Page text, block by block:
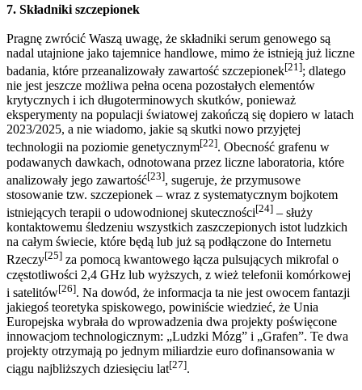
7. Składniki szczepionek
Pragnę zwrócić Waszą uwagę, że składniki serum genowego są
nadal utajnione jako tajemnice handlowe, mimo że istnieją już liczne
badania, które przeanalizowały zawartość szczepionek[21]; dlatego
nie jest jeszcze możliwa pełna ocena pozostałych elementów
krytycznych i ich długoterminowych skutków, ponieważ
eksperymenty na populacji światowej zakończą się dopiero w latach
2023/2025, a nie wiadomo, jakie są skutki nowo przyjętej
technologii na poziomie genetycznym[22]. Obecność grafenu w
podawanych dawkach, odnotowana przez liczne laboratoria, które
analizowały jego zawartość[23], sugeruje, że przymusowe
stosowanie tzw. szczepionek – wraz z systematycznym bojkotem
istniejących terapii o udowodnionej skuteczności[24] – służy
kontaktowemu śledzeniu wszystkich zaszczepionych istot ludzkich
na całym świecie, które będą lub już są podłączone do Internetu
Rzeczy[25] za pomocą kwantowego łącza pulsujących mikrofal o
częstotliwości 2,4 GHz lub wyższych, z wież telefonii komórkowej
i satelitów[26]. Na dowód, że informacja ta nie jest owocem fantazji
jakiegoś teoretyka spiskowego, powiniście wiedzieć, że Unia
Europejska wybrała do wprowadzenia dwa projekty poświęcone
innowacjom technologicznym: „Ludzki Mózg” i „Grafen”. Te dwa
projekty otrzymają po jednym miliardzie euro dofinansowania w
ciągu najbliższych dziesięciu lat[27].